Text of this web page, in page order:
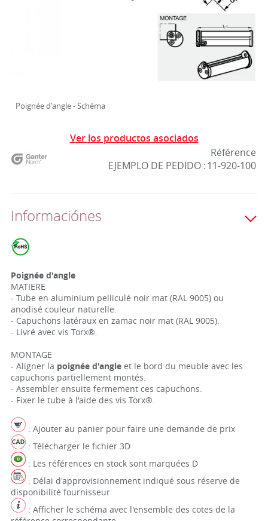
Poignée d'angle - Schéma
Ver los productos asociados
EJEMPLO DE PEDIDO :
Référence
11-920-100
Informaciónes
Poignée d'angle
MATIERE
- Tube en aluminium pelliculé noir mat (RAL 9005) ou
anodisé couleur naturelle.
- Capuchons latéraux en zamac noir mat (RAL 9005).
- Livré avec vis Torx®.
MONTAGE
- Aligner la poignée d'angleet le bord du meuble avec les
capuchons partiellement montés.
- Assembler ensuite fermement ces capuchons.
- Fixer le tube à l'aide des vis Torx®.
: Ajouter au panier pour faire une demande de prix
: Télécharger le fichier 3D
: Les références en stock sont marquées D
: Délai d'approvisionnement indiqué sous réserve de
disponibilité fournisseur
: Afficher le schéma avec l'ensemble des cotes de la